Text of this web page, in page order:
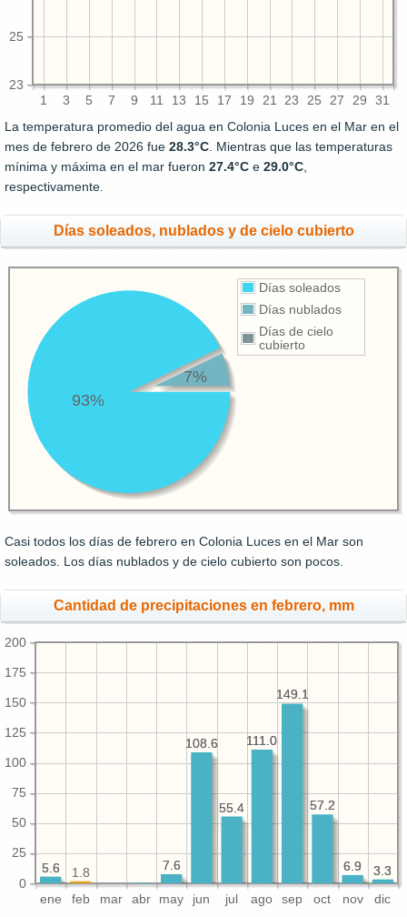
1 3 5 7 9 11 13 15 17 19 21 23 25 27 29 31
23
25
La temperatura promedio del agua en Colonia Luces en el Mar en el
mes de febrero de 2026 fue 28.3°C . Mientras que las temperaturas
mínima y máxima en el mar fueron 27.4°C e 29.0°C
respectivamente.
Días soleados, nublados y de cielo cubierto
Días soleados
Días nublados
Días de cielo
cubierto
93%
7%
Casi todos los días de febrero en Colonia Luces en el Mar son
soleados. Los días nublados y de cielo cubierto son pocos.
Cantidad de precipitaciones en febrero, mm
ene feb mar abr may jun jul ago sep oct nov dic
0
25
50
75
100
125
150
175
200
3.3
6.9
57.2
149.1
111.0
55.4
108.6
7.6
5.6 3.3
6.9
57.2
149.1
111.0
55.4
108.6
7.6
1.8
5.6